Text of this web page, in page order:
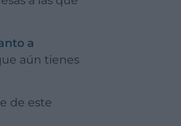
a
aún tienes
de este